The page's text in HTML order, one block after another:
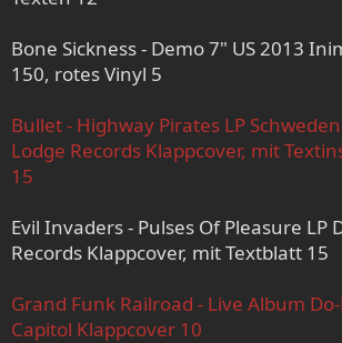
Bone Sickness - Demo 7" US 2013
150, rotes Vinyl 5
Bullet - Highway Pirates LP
Lodge Records Klappcover, mit
15
Evil Invaders - Pulses Of Pleasure LP
Records Klappcover, mit Textblatt 15
Grand Funk Railroad - Live Album
Capitol Klappcover 10